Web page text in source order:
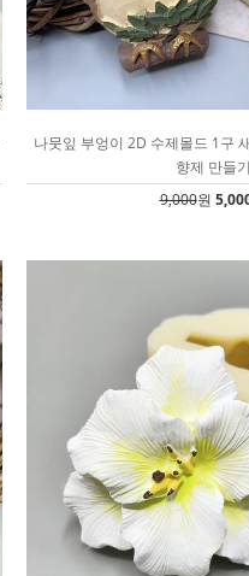
나뭇잎 부엉이 2D 수제몰드 1구
향제 만들기
9,000원